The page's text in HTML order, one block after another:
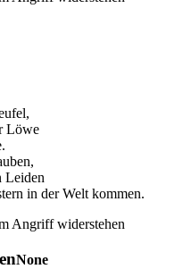
Löwe
Leiden
in der Welt kommen.
Angriff widerstehen
None